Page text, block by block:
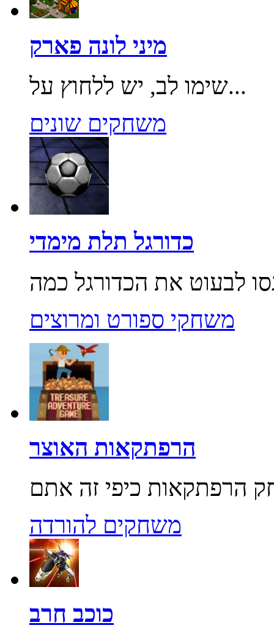
מיני לונה פארק
שימו לב, יש ללחוץ על...
משחקים שונים
כדורגל תלת מימדי
משחקי ספורט ומרוצים
הרפתקאות האוצר
משחקים להורדה
כוכב חרב